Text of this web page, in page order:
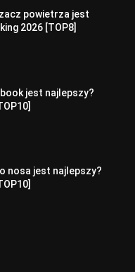
powietrza jest
2026 [TOP8]
jest najlepszy?
nosa jest najlepszy?